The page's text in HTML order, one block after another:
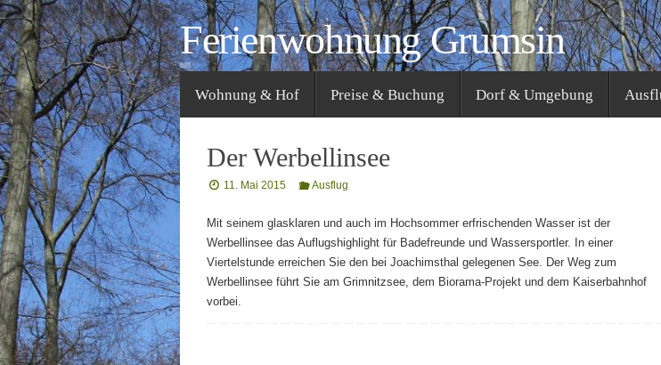
Zum
Inhalt
springen
Ferienwohnung Grumsin
Zum
Inhalt
springen
Wohnung & Hof Preise & Buchung Dorf & Umgebung
Der Werbellinsee
11. Mai 2015 Ausflug
Mit seinem glasklaren und auch im Hochsommer erfrischenden Wasser ist der
Werbellinsee das Auflugshighlight für Badefreunde und Wassersportler. In einer
Viertelstunde erreichen Sie den bei Joachimsthal gelegenen See. Der Weg zum
Werbellinsee führt Sie am Grimnitzsee, dem Biorama-Projekt und dem Kaiserbahnhof
vorbei.